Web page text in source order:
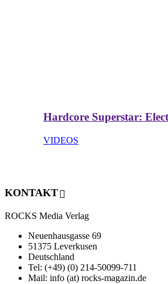
Hardcore Superstar:
VIDEOS
KONTAKT
ROCKS Media Verlag
Neuenhausgasse 69
51375 Leverkusen
Deutschland
Tel: (+49) (0) 214-50099-711
Mail: info (at) rocks-magazin.de